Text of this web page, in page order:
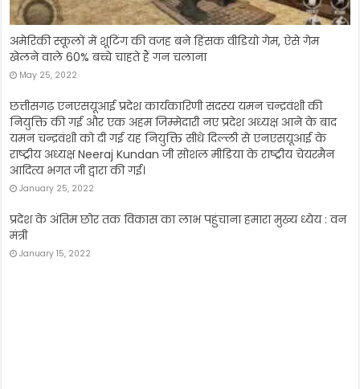
एलिस्‍टर कुक को 15 साल के गेंदबाज ने किया क्‍लीन बोल्‍ड, तेजी से
वायरल हो रहा खतरनाक गेंदबाजी का Video
May 25, 2022